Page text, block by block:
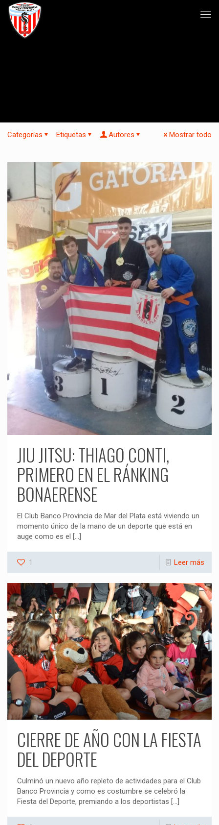
Categorías Etiquetas Autores Mostrar todo
JIU JITSU: THIAGO CONTI,
PRIMERO EN EL RÁNKING
BONAERENSE
El Club Banco Provincia de Mar del Plata está viviendo un
momento único de la mano de un deporte que está en
auge como es el
[…]
1 Leer más
CIERRE DE AÑO CON LA FIESTA
DEL DEPORTE
Culminó un nuevo año repleto de actividades para el Club
Banco Provincia y como es costumbre se celebró la
Fiesta del Deporte, premiando a los deportistas […]